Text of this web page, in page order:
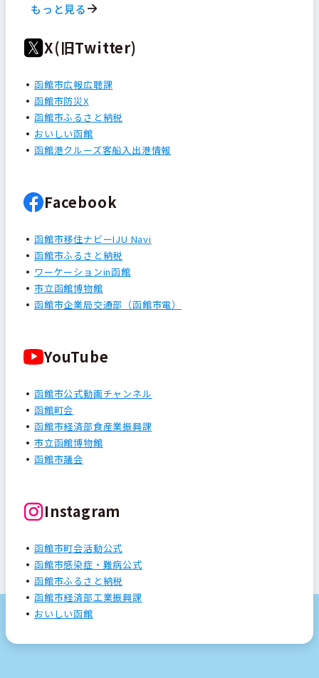
もっと見る
X(旧Twitter)
函館市広報広聴課
函館市防災X
函館市ふるさと納税
おいしい函館
函館港クルーズ客船入出港情報
Facebook
函館市移住ナビーIJU Navi
函館市ふるさと納税
ワーケーションin函館
市立函館博物館
函館市企業局交通部（函館市電）
YouTube
函館市公式動画チャンネル
函館町会
函館市経済部食産業振興課
市立函館博物館
函館市議会
Instagram
函館市町会活動公式
函館市感染症・難病公式
函館市ふるさと納税
函館市経済部工業振興課
おいしい函館